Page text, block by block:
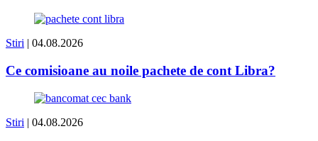
Stiri | 04.08.2026
Ce comisioane au noile pachete de cont Libra?
Stiri | 04.08.2026